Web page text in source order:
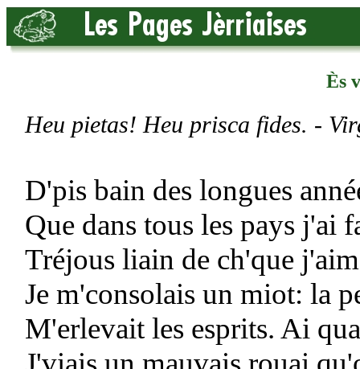
Ès
Heu pietas! Heu prisca fides. -
D'pis bain des longues
Que dans tous les pays j'ai
Tréjous liain de ch'que
Je m'consolais un miot: la
M'erlevait les esprits. Ai